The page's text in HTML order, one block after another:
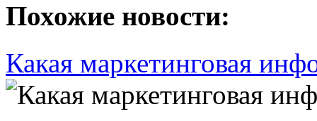
Похожие новости:
Какая маркетинговая